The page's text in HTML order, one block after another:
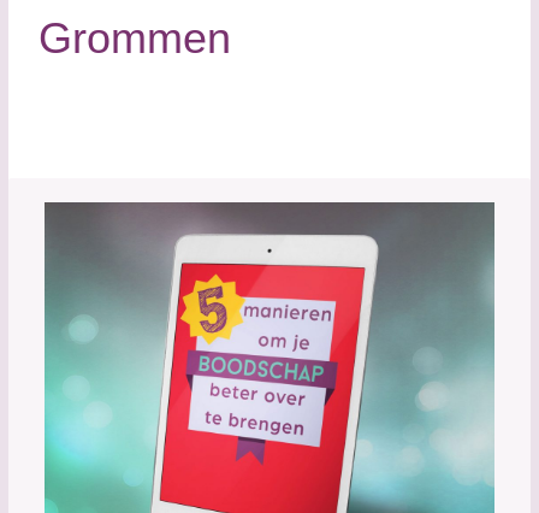
Grommen